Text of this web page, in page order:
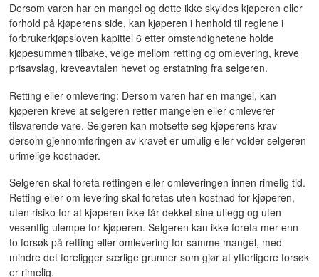
Dersom varen har en mangel og dette ikke skyldes kjøperen eller
forhold på kjøperens side, kan kjøperen i henhold til reglene i
forbrukerkjøpsloven kapittel 6 etter omstendighetene holde
kjøpesummen tilbake, velge mellom retting og omlevering, kreve
prisavslag, kreveavtalen hevet og erstatning fra selgeren.
Retting eller omlevering: Dersom varen har en mangel, kan
kjøperen kreve at selgeren retter mangelen eller omleverer
tilsvarende vare. Selgeren kan motsette seg kjøperens krav
dersom gjennomføringen av kravet er umulig eller volder selgeren
urimelige kostnader.
Selgeren skal foreta rettingen eller omleveringen innen rimelig tid.
Retting eller om levering skal foretas uten kostnad for kjøperen,
uten risiko for at kjøperen ikke får dekket sine utlegg og uten
vesentlig ulempe for kjøperen. Selgeren kan ikke foreta mer enn
to forsøk på retting eller omlevering for samme mangel, med
mindre det foreligger særlige grunner som gjør at ytterligere forsøk
er rimelig.